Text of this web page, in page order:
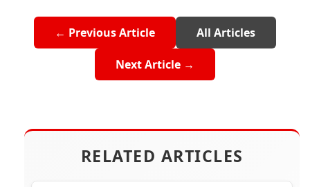
← Previous Article All Articles
Next Article →
RELATED ARTICLES